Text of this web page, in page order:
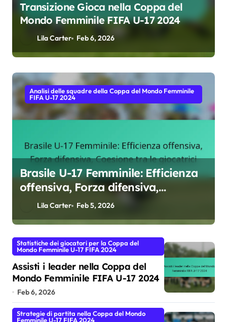
Transizione Gioca nella Coppa del
Mondo Femminile FIFA U-17 2024
Lila Carter Feb 6, 2026
Statistiche dei giocatori per la Coppa del Mondo
Femminile U-17 FIFA 2024
Assisti i leader nella Coppa del
Mondo Femminile FIFA U-17 2024
Lila Carter Feb 6, 2026
Statistiche dei giocatori per la Coppa del
Mondo Femminile U-17 FIFA 2024
Assisti i leader nella Coppa del
Mondo Femminile FIFA U-17 2024
Feb 6, 2026
Strategie di partita nella Coppa del Mondo
Femminile U-17 FIFA 2024